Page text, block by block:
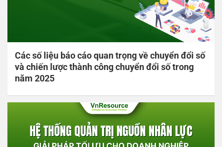
Các số liệu báo cáo quan trọng về chuyển đổi số
và chiến lược thành công chuyển đổi số trong
năm 2025